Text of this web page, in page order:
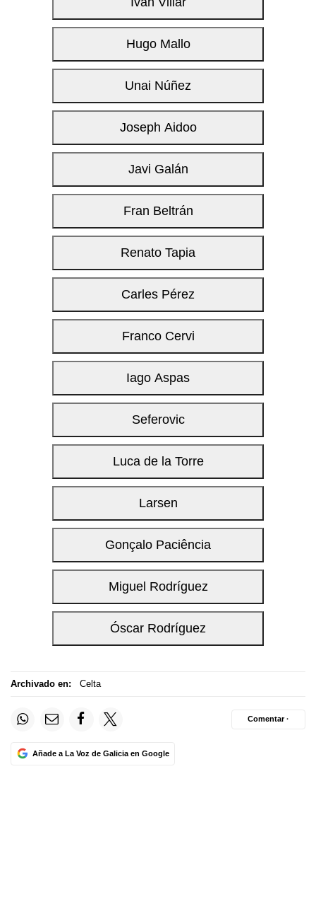
Archivado en: Celta
Añade a La Voz de Galicia en Google
Comentar ·